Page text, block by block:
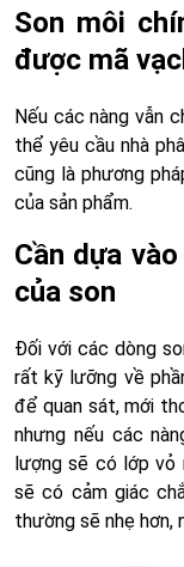
Son môi
được mã
Nếu các nàng vẫn
thể yêu cầu nhà
cũng là phương
của sản phẩm.
Cần dựa
của son
Đối với các dòng
rất kỹ lưỡng về
để quan sát, mới
nhưng nếu các
lượng sẽ có lớp vỏ
sẽ có cảm giác
thường sẽ nhẹ hơn,